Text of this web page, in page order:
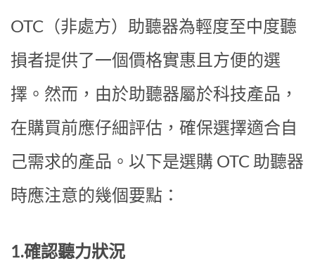
OTC（非處方）助聽器為輕度至中度聽
損者提供了一個價格實惠且方便的選
擇。然而，由於助聽器屬於科技產品，
在購買前應仔細評估，確保選擇適合自
己需求的產品。以下是選購 OTC 助聽器
時應注意的幾個要點：
1.確認聽力狀況